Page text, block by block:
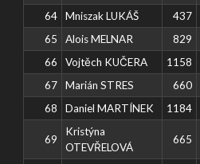
64
Mniszak LUKÁŠ 437
65
Alois MELNAR 829
66
Vojtěch KUČERA 1158
67
Marián STRES 660
68
Daniel MARTÍNEK 1184
69
Kristýna
OTEVŘELOVÁ
665